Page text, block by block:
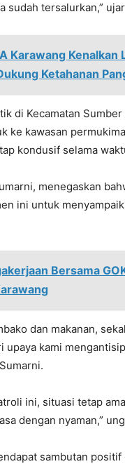
sudah tersalurkan,”
Karawang Kenalkan
Ketahanan
di Kecamatan
ke kawasan
kondusif selama
menegaskan
ini untuk
Bersama
dan makanan,
upaya kami
ini, situasi tetap
dengan nyaman,”
sambutan positif